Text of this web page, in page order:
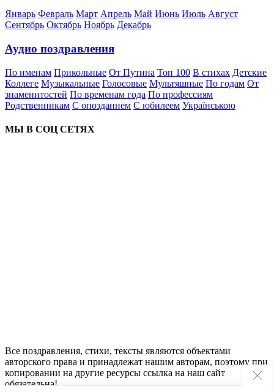
Январь Февраль Март Апрель Май Июнь Июль Август
Сентябрь Октябрь Ноябрь Декабрь
Аудио поздравления
По именам Прикольные От Путина Топ 100 В стихах Детские
Коллеге Музыкальные Голосовые Мультяшные По годам От
знаменитостей По временам года По профессиям
Родственникам С опозданием С юбилеем Українською
МЫ В СОЦ СЕТЯХ
Все поздравления, стихи, тексты являются объектами
авторского права и принадлежат нашим авторам, поэтому при
копировании на другие ресурсы ссылка на наш сайт
обязательна!